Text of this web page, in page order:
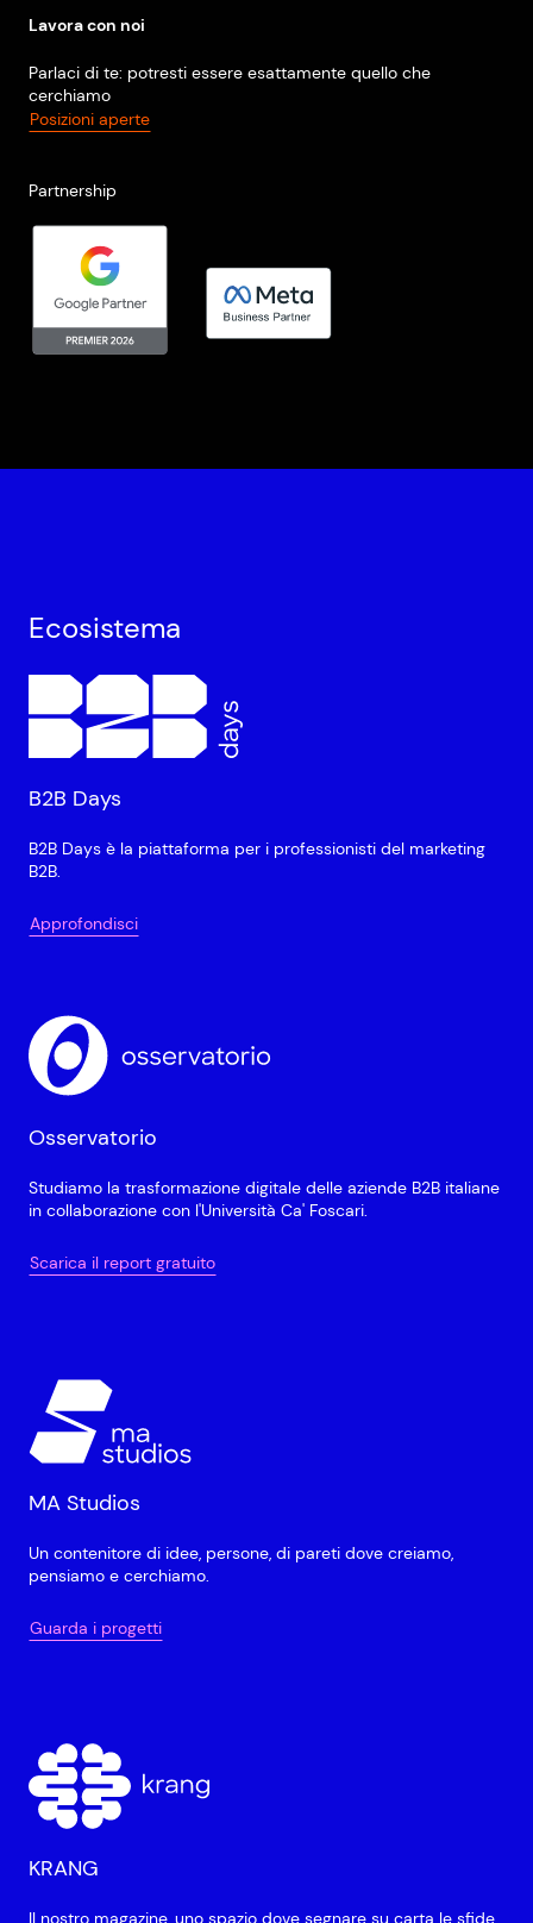
Lavora con noi
Parlaci di te: potresti essere esattamente quello che
cerchiamo
Posizioni aperte
Partnership
Ecosistema
B2B Days
B2B Days è la piattaforma per i professionisti del marketing
B2B.
Approfondisci
Osservatorio
Studiamo la trasformazione digitale delle aziende B2B italiane
in collaborazione con l'Università Ca' Foscari.
Scarica il report gratuito
MA Studios
Un contenitore di idee, persone, di pareti dove creiamo,
pensiamo e cerchiamo.
Guarda i progetti
KRANG
Il nostro magazine, uno spazio dove segnare su carta le sfide